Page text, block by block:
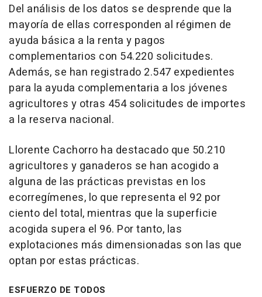
Del análisis de los datos se desprende que la
mayoría de ellas corresponden al régimen de
ayuda básica a la renta y pagos
complementarios con 54.220 solicitudes.
Además, se han registrado 2.547 expedientes
para la ayuda complementaria a los jóvenes
agricultores y otras 454 solicitudes de importes
a la reserva nacional.
Llorente Cachorro ha destacado que 50.210
agricultores y ganaderos se han acogido a
alguna de las prácticas previstas en los
ecorregímenes, lo que representa el 92 por
ciento del total, mientras que la superficie
acogida supera el 96. Por tanto, las
explotaciones más dimensionadas son las que
optan por estas prácticas.
ESFUERZO DE TODOS